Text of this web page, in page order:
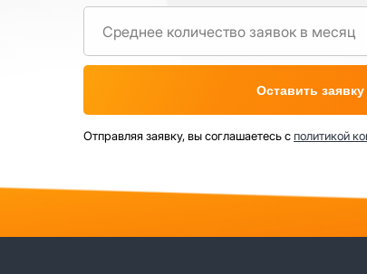
Оставить заявку
Отправляя заявку, вы соглашаетесь с политикой
Контакты